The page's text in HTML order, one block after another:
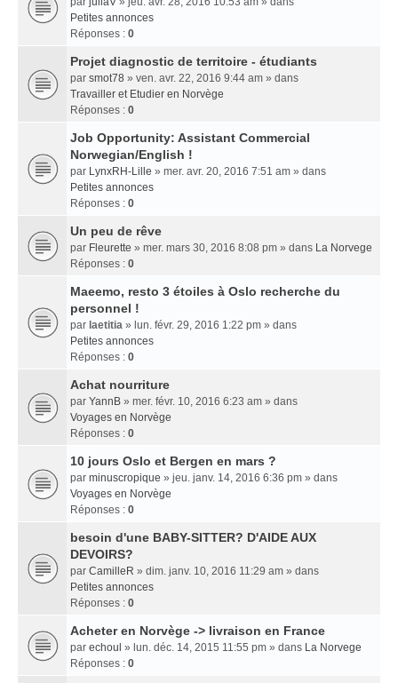
Petites annonces
Réponses : 0
Projet diagnostic de territoire - étudiants
par smot78 » ven. avr. 22, 2016 9:44 am » dans
Travailler et Etudier en Norvège
Réponses : 0
Job Opportunity: Assistant Commercial
Norwegian/English !
par LynxRH-Lille » mer. avr. 20, 2016 7:51 am » dans
Petites annonces
Réponses : 0
Un peu de rêve
par Fleurette » mer. mars 30, 2016 8:08 pm » dans La Norvege
Réponses : 0
Maeemo, resto 3 étoiles à Oslo recherche du
personnel !
par laetitia » lun. févr. 29, 2016 1:22 pm » dans
Petites annonces
Réponses : 0
Achat nourriture
par YannB » mer. févr. 10, 2016 6:23 am » dans
Voyages en Norvège
Réponses : 0
10 jours Oslo et Bergen en mars ?
par minuscropique » jeu. janv. 14, 2016 6:36 pm » dans
Voyages en Norvège
Réponses : 0
besoin d'une BABY-SITTER? D'AIDE AUX
DEVOIRS?
par CamilleR » dim. janv. 10, 2016 11:29 am » dans
Petites annonces
Réponses : 0
Acheter en Norvège -> livraison en France
par echoul » lun. déc. 14, 2015 11:55 pm » dans La Norvege
Réponses : 0